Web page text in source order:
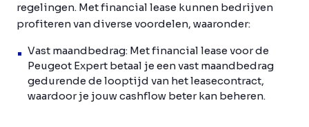
regelingen. Met financial lease kunnen bedrijven
profiteren van diverse voordelen, waaronder:
Vast maandbedrag: Met financial lease voor de
Peugeot Expert betaal je een vast maandbedrag
gedurende de looptijd van het leasecontract,
waardoor je jouw cashflow beter kan beheren.